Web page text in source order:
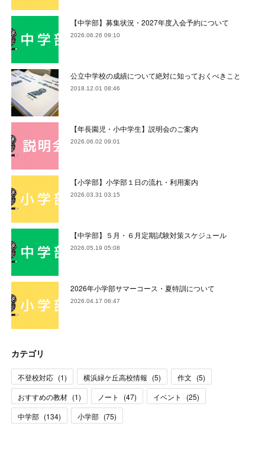
【中学部】募集状況・2027年度入会予約について
2026.06.26 09:10
公立中学校の成績について絶対に知っておくべきこと
2018.12.01 08:46
【年長園児・小中学生】説明会のご案内
2026.06.02 09:01
【小学部】小学部１日の流れ・利用案内
2026.03.31 03:15
【中学部】５月・６月定期試験対策スケジュール
2026.05.19 05:08
2026年小学部サマーコース・夏特訓について
2026.04.17 06:47
カテゴリ
不登校対応 (1) 横浜緑ケ丘高校情報 (5) 作文 (5)
おすすめの教材 (1) ノート (47) イベント (25)
中学部 (134) 小学部 (75)